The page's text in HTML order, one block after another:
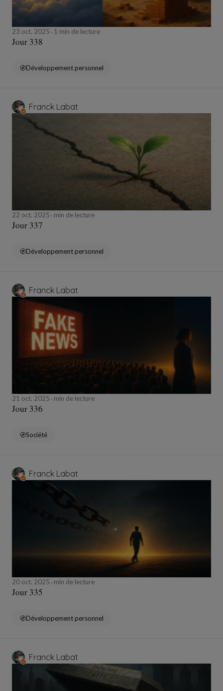
23 oct. 2025 1 min de lecture
Jour 338
Développement personnel
Franck Labat
22 oct. 2025 min de lecture
Jour 337
Développement personnel
Franck Labat
21 oct. 2025 min de lecture
Jour 336
Société
Franck Labat
20 oct. 2025 min de lecture
Jour 335
Développement personnel
Franck Labat